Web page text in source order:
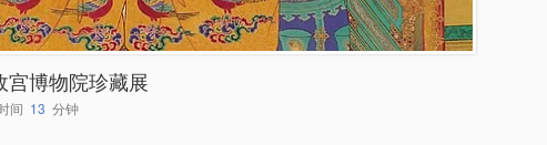
宫博物院珍藏展
间 13 分钟